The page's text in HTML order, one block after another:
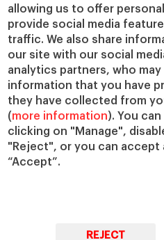
allowing us to offer
provide social media
traffic. We also share
our site with our social
analytics partners, who
information that you have
they have collected from
(more information). You
clicking on "Manage",
"Reject", or you can accept
“Accept”.
REJECT
IESE Insight
IESE Publishing